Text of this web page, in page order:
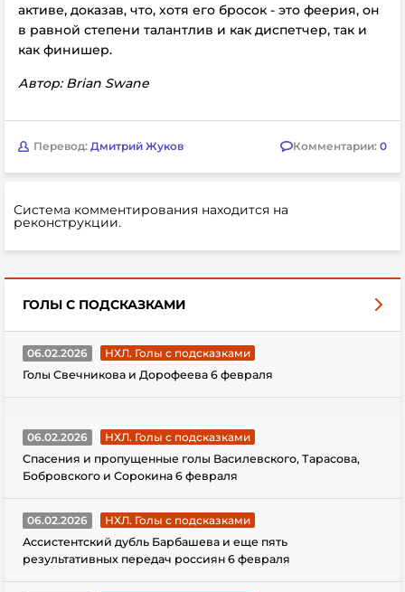
активе, доказав, что, хотя его бросок - это феерия, он
в равной степени талантлив и как диспетчер, так и
как финишер.
Автор:Brian Swane
Перевод: Дмитрий Жуков Комментарии: 0
Система комментирования находится на
реконструкции.
ГОЛЫ С ПОДСКАЗКАМИ
06.02.2026
НХЛ. Голы с подсказками
Голы Свечникова и Дорофеева 6 февраля
06.02.2026
НХЛ. Голы с подсказками
Спасения и пропущенные голы Василевского, Тарасова,
Бобровского и Сорокина 6 февраля
06.02.2026
НХЛ. Голы с подсказками
Ассистентский дубль Барбашева и еще пять
результативных передач россиян 6 февраля